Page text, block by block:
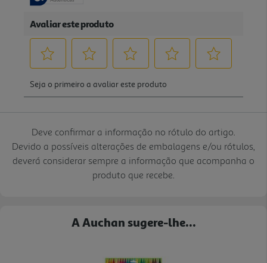
Deve confirmar a informação no rótulo do artigo.
Devido a possíveis alterações de embalagens e/ou rótulos,
deverá considerar sempre a informação que acompanha o
produto que recebe.
A Auchan sugere-lhe...